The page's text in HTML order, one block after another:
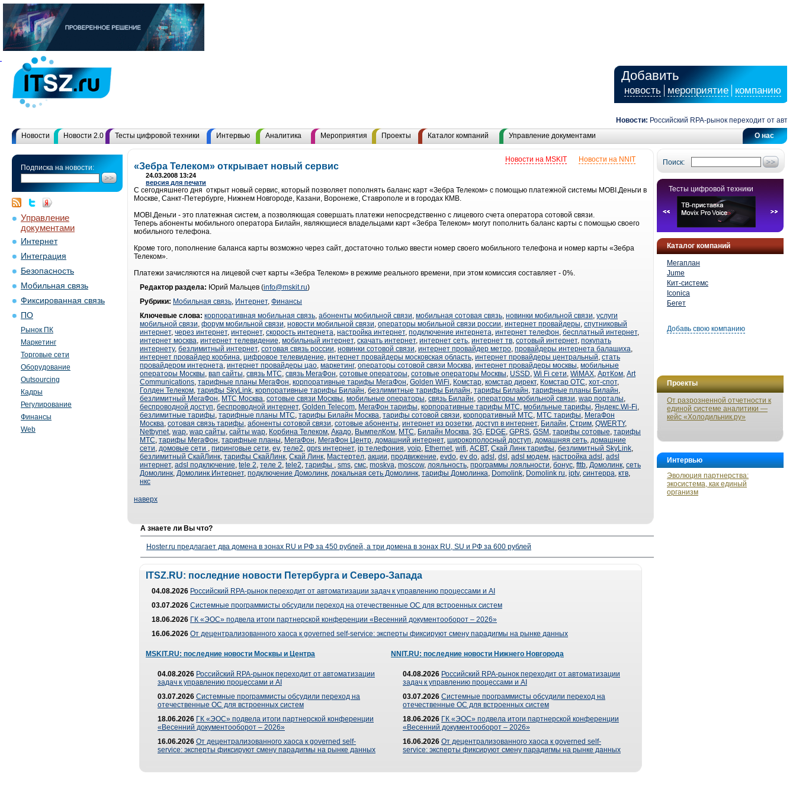
Добавить
новость мероприятие компанию
Новости: Российский RPA-рынок переходит от
О нас
Новости Новости 2.0 Тесты цифровой техники Интервью Аналитика Мероприятия Проекты Каталог компаний Управление документами
Подписка на новости:
Управление
документами
Интернет
Интеграция
Безопасность
Мобильная связь
Фиксированная связь
ПО
Рынок ПК
Маркетинг
Торговые сети
Оборудование
Outsourcing
Кадры
Регулирование
Финансы
Web
Поиск:
Тесты цифровой техники
Каталог компаний
Мегаплан
Jume
Кит-системс
Iconica
Бегет
Добавь свою компанию
Проекты
От разрозненной отчетности к
единой системе аналитики —
кейс «Холодильник.ру»
Интервью
Эволюция партнерства:
экосистема, как единый
организм
Новости на NNIT
Новости на MSKIT
«Зебра Телеком» открывает новый сервис
24.03.2008 13:24
версия для печати
C сегодняшнего дня открыт новый сервис, который позволяет пополнять баланс карт «Зебра Телеком» с помощью платежной системы MOBI.Деньги в
Москве, Санкт-Петербурге, Нижнем Новгороде, Казани, Воронеже, Ставрополе и в городах КМВ.
MOBI.Деньги - это платежная систем, а позволяющая совершать платежи непосредственно с лицевого счета оператора сотовой связи.
Теперь абоненты мобильного оператора Билайн, являющиеся владельцами карт «Зебра Телеком» могут пополнить баланс карты с помощью своего
мобильного телефона.
Кроме того, пополнение баланса карты возможно через сайт, достаточно только ввести номер своего мобильного телефона и номер карты «Зебра
Телеком».
Платежи зачисляются на лицевой счет карты «Зебра Телеком» в режиме реального времени, при этом комиссия составляет - 0%.
Редактор раздела: Юрий Мальцев (info@mskit.ru)
Рубрики: Мобильная связь, Интернет, Финансы
Ключевые слова: корпоративная мобильная связь, абоненты мобильной связи, мобильная сотовая связь, новинки мобильной связи, услуги
мобильной связи, форум мобильной связи, новости мобильной связи, операторы мобильной связи россии, интернет провайдеры, спутниковый
интернет, через интернет, интернет, скорость интернета, настройка интернет, подключение интернета, интернет телефон, бесплатный интернет,
интернет москва, интернет телевидение, мобильный интернет, скачать интернет, интернет сеть, интернет тв, сотовый интернет, покупать
интернету, безлимитный интернет, сотовая связь россии, новинки сотовой связи, интернет провайдер метро, провайдеры интернета балашиха,
интернет провайдер корбина, цифровое телевидение, интернет провайдеры московская область, интернет провайдеры центральный, стать
провайдером интернета, интернет провайдеры цао, маркетинг, операторы сотовой связи Москва, интернет провайдеры москвы, мобильные
операторы Москвы, вап сайты, связь МТС, связь МегаФон, сотовые операторы, сотовые операторы Москвы, USSD, Wi Fi сети, WiMAX, АртКом, Art
Communications, тарифные планы МегаФон, корпоративные тарифы МегаФон, Golden WiFi, Комстар, комстар директ, Комстар ОТС, хот-спот,
Голден Телеком, тарифы SkyLink, корпоративные тарифы Билайн, безлимитные тарифы Билайн, тарифы Билайн, тарифные планы Билайн,
безлимитный МегаФон, МТС Москва, сотовые связи Москвы, мобильные операторы, связь Билайн, операторы мобильной связи, wap порталы,
беспроводной доступ, беспроводной интернет, Golden Telecom, МегаФон тарифы, корпоративные тарифы МТС, мобильные тарифы, Яндекс.Wi-Fi,
безлимитные тарифы, тарифные планы МТС, тарифы Билайн Москва, тарифы сотовой связи, корпоративный МТС, МТС тарифы, МегаФон
Москва, сотовая связь тарифы, абоненты сотовой связи, сотовые абоненты, интернет из розетки, доступ в интернет, Билайн, Стрим, QWERTY,
Netbynet, wap, wap сайты, сайты wap, Корбина Телеком, Акадо, ВымпелКом, МТС, Билайн Москва, 3G, EDGE, GPRS, GSM , тарифы сотовые, тарифы
МТС, тарифы МегаФон, тарифные планы, МегаФон, МегаФон Центр, домашний интернет, широкополосный доступ, домашняя сеть, домашние
сети, домовые сети , пиринговые сети, ev, теле2, gprs интернет, ip телефония, voip, Ethernet, wifi, АСВТ, Скай Линк тарифы, безлимитный SkyLink,
безлимитный СкайЛинк, тарифы СкайЛинк, Скай Линк, Мастертел, акции, продвижение, evdo, ev do, adsl , dsl , adsl модем, настройка adsl , adsl
интернет, adsl подключение, tele 2, теле 2, tele2, тарифы , sms, смс, moskva, moscow, лояльность, программы лояльности, бонус, fttb, Домолинк, сеть
Домолинк, Домолинк Интернет, подключение Домолинк, локальная сеть Домолинк, тарифы Домолинка, Domolink, Domolink ru, iptv, синтерра, ктв,
нкс
наверх
А знаете ли Вы что?
Hoster.ru предлагает два домена в зонах RU и РФ за 450 рублей, а три домена в зонах RU, SU и РФ за 600 рублей
ITSZ.RU: последние новости Петербурга и Северо-Запада
04.08.2026 Российский RPA-рынок переходит от автоматизации задач к управлению процессами и AI
03.07.2026 Системные программисты обсудили переход на отечественные ОС для встроенных систем
18.06.2026 ГК «ЭОС» подвела итоги партнерской конференции «Весенний документооборот – 2026»
16.06.2026 От децентрализованного хаоса к governed self-service: эксперты фиксируют смену парадигмы на рынке данных
MSKIT.RU: последние новости Москвы и Центра
04.08.2026 Российский RPA-рынок переходит от автоматизации
задач к управлению процессами и AI
03.07.2026 Системные программисты обсудили переход на
отечественные ОС для встроенных систем
18.06.2026 ГК «ЭОС» подвела итоги партнерской конференции
«Весенний документооборот – 2026»
16.06.2026 От децентрализованного хаоса к governed self-
service: эксперты фиксируют смену парадигмы на рынке данных
NNIT.RU: последние новости Нижнего Новгорода
04.08.2026 Российский RPA-рынок переходит от автоматизации
задач к управлению процессами и AI
03.07.2026 Системные программисты обсудили переход на
отечественные ОС для встроенных систем
18.06.2026 ГК «ЭОС» подвела итоги партнерской конференции
«Весенний документооборот – 2026»
16.06.2026 От децентрализованного хаоса к governed self-
service: эксперты фиксируют смену парадигмы на рынке данных